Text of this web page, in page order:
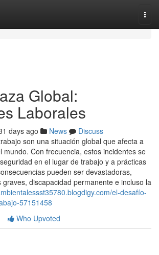
Global:
Laborales
days ago News
Discuss
son una situación global que afecta a
mundo. Con frecuencia, estos incidentes se
en el lugar de trabajo y a prácticas
pueden ser devastadoras,
graves, discapacidad permanente e incluso la
el-desafío-
57151458
Who Upvoted